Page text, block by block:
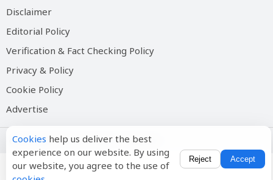
Disclaimer
Editorial Policy
Verification & Fact Checking Policy
Privacy & Policy
Cookie Policy
Advertise
Copyright © 2026 Salam Hindustan
Cookies help us deliver the best
experience on our website. By using
our website, you agree to the use of
Reject Accept